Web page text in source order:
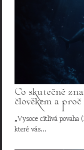
Co skutečně
člověkem a
„Vysoce citlivá povaha
které vás…